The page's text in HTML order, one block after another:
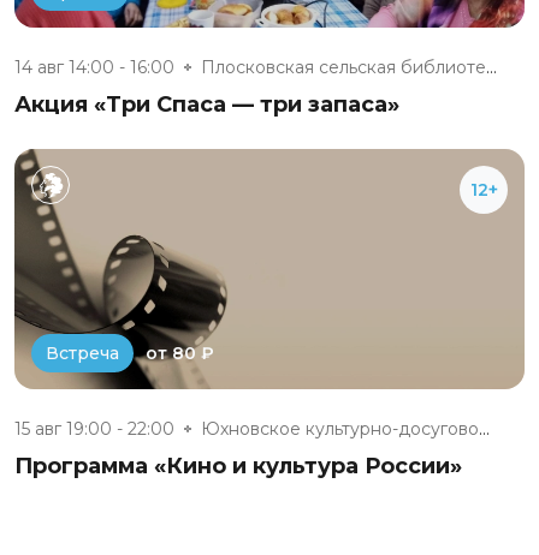
14 авг 14:00 - 16:00 Плосковская сельская библиотек...
Акция «Три Спаса — три запаса»
12+
Встреча от 80 ₽
15 авг 19:00 - 22:00 Юхновское культурно-досуговое...
Программа «Кино и культура России»